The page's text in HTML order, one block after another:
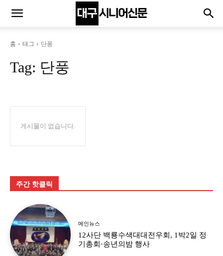
홈 태그 단풍
Tag: 단풍
게시물이 없습니다.
주간 핫클릭
메인뉴스
12사단 백룡수색대대전우회, 1박2일 정
기총회·송년의밤 행사